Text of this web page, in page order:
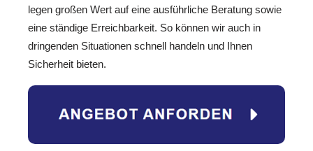
legen großen Wert auf eine ausführliche Beratung sowie
eine ständige Erreichbarkeit. So können wir auch in
dringenden Situationen schnell handeln und Ihnen
Sicherheit bieten.